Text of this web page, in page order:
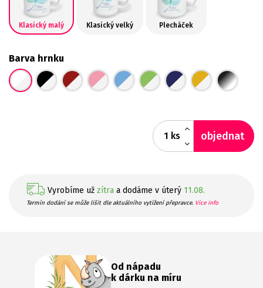
Klasický malý Klasický velký Plecháček
Barva hrnku
ks objednat
Vyrobíme už zítra a dodáme v úterý 11.08.
Termín dodání se může lišit dle aktuálního vytížení přepravce. Více info
Od nápadu
k dárku na míru